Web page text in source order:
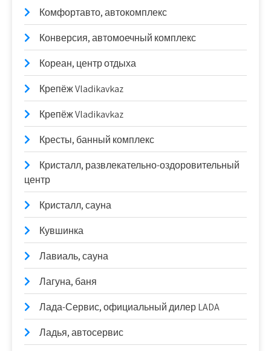
Комфортавто, автокомплекс
Конверсия, автомоечный комплекс
Кореан, центр отдыха
Крепёж Vladikavkaz
Крепёж Vladikavkaz
Кресты, банный комплекс
Кристалл, развлекательно-оздоровительный
центр
Кристалл, сауна
Кувшинка
Лавиаль, сауна
Лагуна, баня
Лада-Сервис, официальный дилер LADA
Ладья, автосервис